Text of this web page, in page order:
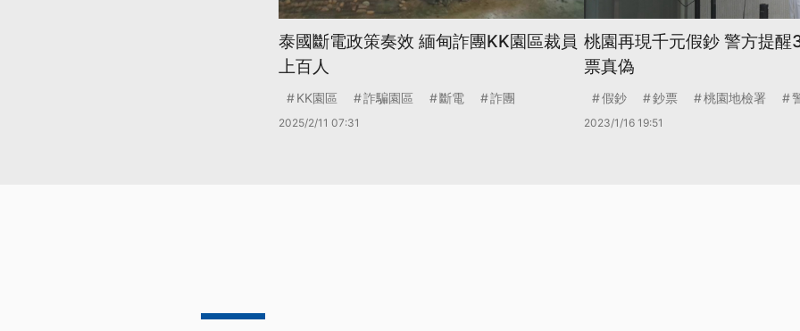
泰國斷電政策奏效 緬甸詐團KK園區裁員
上百人
KK園區 詐騙園區 斷電 詐團
2025/2/11 07:31
桃園再現千元假鈔 警方提醒
票真偽
假鈔 鈔票 桃園地檢署
2023/1/16 19:51